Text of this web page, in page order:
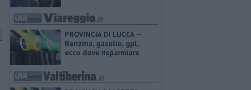
PROVINCIA DI LUCCA — ​
Benzina, gasolio, gpl,
ecco dove risparmiare